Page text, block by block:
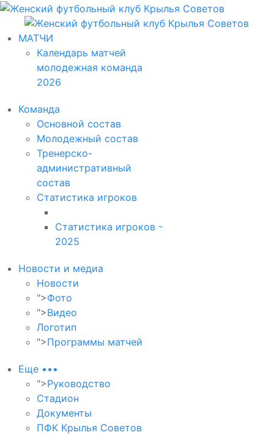
МАТЧИ
Календарь матчей
молодежная команда
2026
Команда
Основной состав
Молодежный состав
Тренерско-
административный
состав
Статистика игроков
Статистика игроков -
2025
Новости и медиа
Новости
">Фото
">Видео
Логотип
">Программы матчей
Еще •••
">Руководство
Стадион
Документы
ПФК Крылья Советов